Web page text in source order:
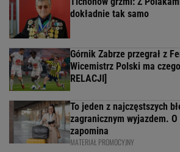
dokładnie tak samo
Górnik Zabrze przegrał z
Wicemistrz Polski ma
RELACJI]
To jeden z najczęstszych
zagranicznym wyjazdem.
zapomina
MATERIAŁ PROMOCYJNY